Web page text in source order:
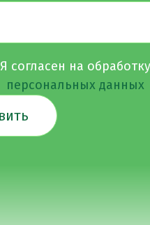
Я согласен на обработку
персональных данных